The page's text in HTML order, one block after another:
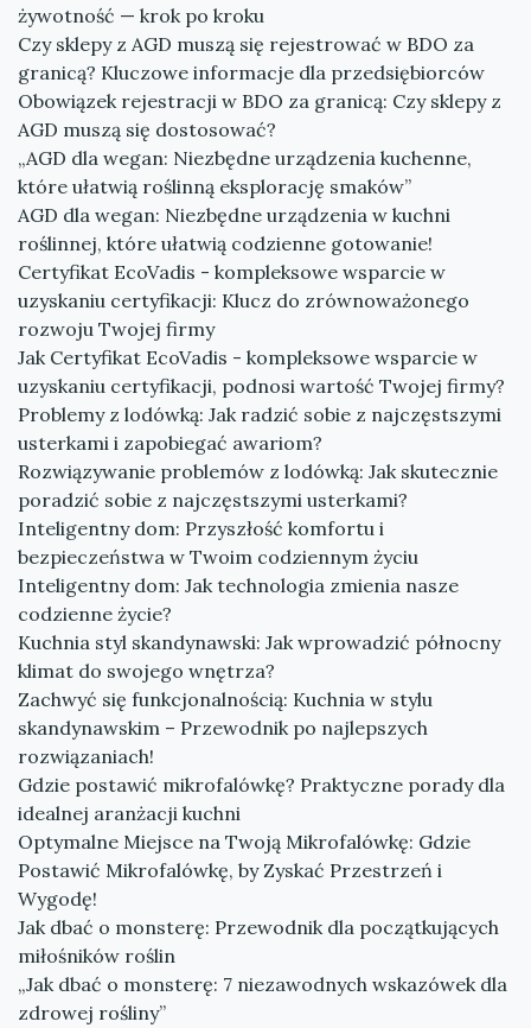
żywotność — krok po kroku
Czy sklepy z AGD muszą się rejestrować w BDO za
granicą? Kluczowe informacje dla przedsiębiorców
Obowiązek rejestracji w BDO za granicą: Czy sklepy z
AGD muszą się dostosować?
„AGD dla wegan: Niezbędne urządzenia kuchenne,
które ułatwią roślinną eksplorację smaków”
AGD dla wegan: Niezbędne urządzenia w kuchni
roślinnej, które ułatwią codzienne gotowanie!
Certyfikat EcoVadis - kompleksowe wsparcie w
uzyskaniu certyfikacji: Klucz do zrównoważonego
rozwoju Twojej firmy
Jak Certyfikat EcoVadis - kompleksowe wsparcie w
uzyskaniu certyfikacji, podnosi wartość Twojej firmy?
Problemy z lodówką: Jak radzić sobie z najczęstszymi
usterkami i zapobiegać awariom?
Rozwiązywanie problemów z lodówką: Jak skutecznie
poradzić sobie z najczęstszymi usterkami?
Inteligentny dom: Przyszłość komfortu i
bezpieczeństwa w Twoim codziennym życiu
Inteligentny dom: Jak technologia zmienia nasze
codzienne życie?
Kuchnia styl skandynawski: Jak wprowadzić północny
klimat do swojego wnętrza?
Zachwyć się funkcjonalnością: Kuchnia w stylu
skandynawskim – Przewodnik po najlepszych
rozwiązaniach!
Gdzie postawić mikrofalówkę? Praktyczne porady dla
idealnej aranżacji kuchni
Optymalne Miejsce na Twoją Mikrofalówkę: Gdzie
Postawić Mikrofalówkę, by Zyskać Przestrzeń i
Wygodę!
Jak dbać o monsterę: Przewodnik dla początkujących
miłośników roślin
„Jak dbać o monsterę: 7 niezawodnych wskazówek dla
zdrowej rośliny”